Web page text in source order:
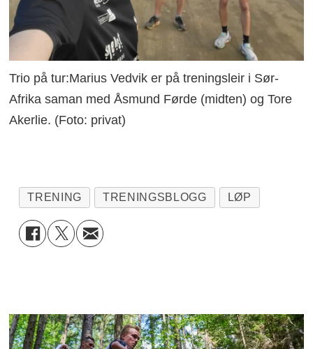
Trio på tur:Marius Vedvik er på treningsleir i Sør-
Afrika saman med Åsmund Førde (midten) og Tore
Akerlie. (Foto: privat)
TRENING TRENINGSBLOGG LØP